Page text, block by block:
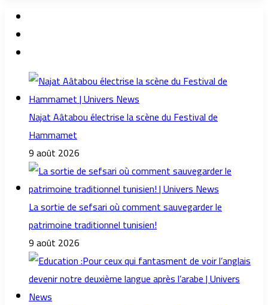
Najat Aâtabou électrise la scène du Festival de
Hammamet
9 août 2026
La sortie de sefsari où comment sauvegarder le
patrimoine traditionnel tunisien!
9 août 2026